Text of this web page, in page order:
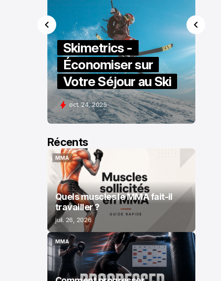
Skimetrics -
Économiser sur
Votre Séjour au Ski
oct. 24, 2025
Récents
MMA
MMA
Quels muscles le MMA fait-il
travailler ?
juil. 26, 2026
MMA
MMA